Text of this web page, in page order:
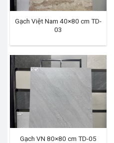
Gạch Việt Nam 40×80 cm TD-
03
Gạch VN 80×80 cm TD-05